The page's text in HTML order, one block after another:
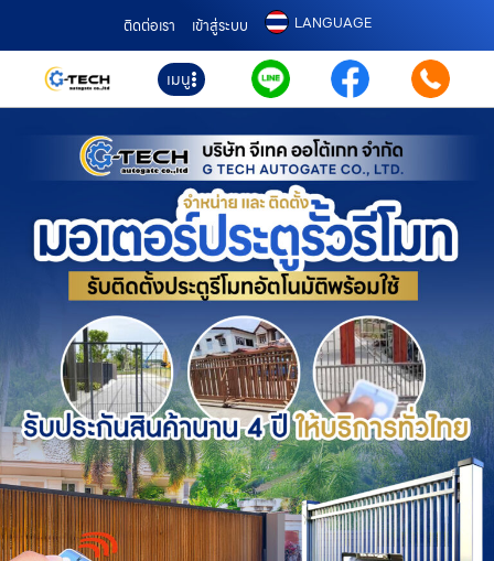
ติดต่อเรา เข้าสู่ระบบ LANGUAGE
เมนู